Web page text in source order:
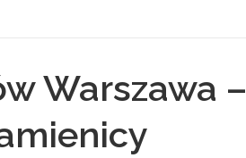
Warszawa –